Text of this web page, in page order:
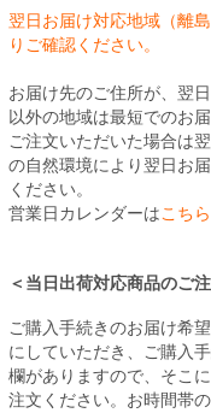
翌日お届け対応地域（離
りご確認ください。
お届け先のご住所が、翌
以外の地域は最短でのお
ご注文いただいた場合は
の自然環境により翌日お
ください。
営業日カレンダーはこちら
＜当日出荷対応商品のご
ご購入手続きのお届け希
にしていただき、ご購入
欄がありますので、そこ
注文ください。お時間帯